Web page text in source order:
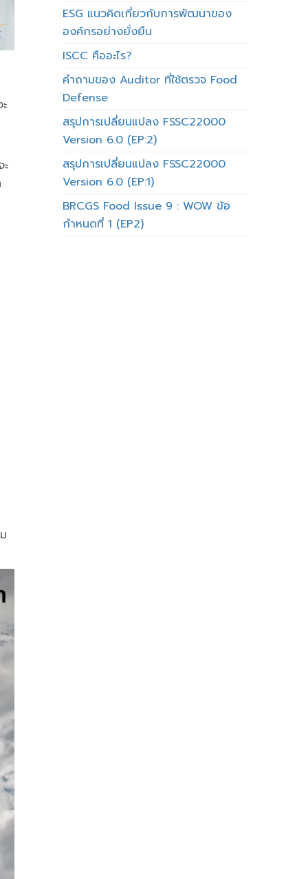
ESG แนวคิดเกี่ยวกับการพัฒนาของ
องค์กรอย่างยั่งยืน
ISCC คืออะไร?
คำถามของ Auditor ที่ใช้ตรวจ Food
Defense
สรุปการเปลี่ยนแปลง FSSC22000
Version 6.0 (EP:2)
สรุปการเปลี่ยนแปลง FSSC22000
Version 6.0 (EP:1)
BRCGS Food Issue 9 : WOW ข้อ
กำหนดที่ 1 (EP2)